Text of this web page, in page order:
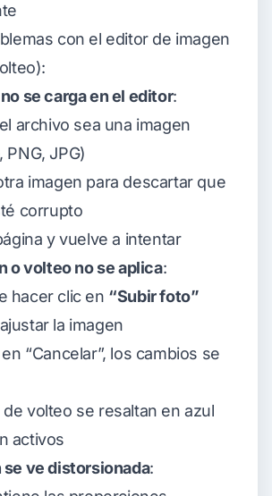
con el editor de imagen
se carga en el editor:
archivo sea una imagen
PNG, JPG)
imagen para descartar que
corrupto
y vuelve a intentar
o volteo no se aplica:
hacer clic en “Subir foto”
la imagen
“Cancelar”, los cambios se
volteo se resaltan en azul
activos
se ve distorsionada: